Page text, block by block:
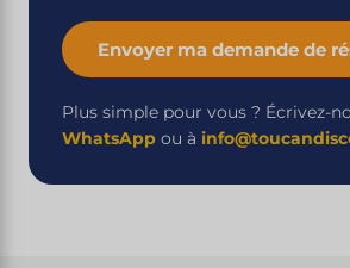
Envoyer ma demande de
Plus simple pour vous ? Écrivez-
WhatsApp ou à